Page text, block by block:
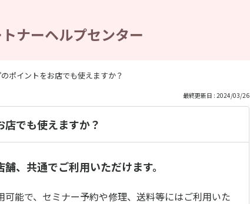
ナーヘルプセンター
ポイントをお店でも使えますか？
最終更新日 : 2024/03/26
でも使えますか？
、共通でご利用いただけます。
能で、セミナー予約や修理、送料等にはご利用いた